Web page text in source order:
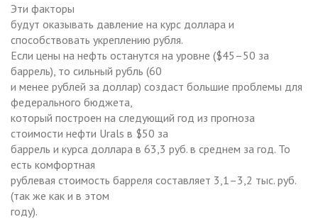
Эти факторы
будут оказывать давление на курс доллара и
способствовать укреплению рубля.
Если цены на нефть останутся на уровне ($45–50 за
баррель), то сильный рубль (60
и менее рублей за доллар) создаст большие проблемы для
федерального бюджета,
который построен на следующий год из прогноза
стоимости нефти Urals в $50 за
баррель и курса доллара в 63,3 руб. в среднем за год. То
есть комфортная
рублевая стоимость барреля составляет 3,1–3,2 тыс. руб.
(так же как и в этом
году).